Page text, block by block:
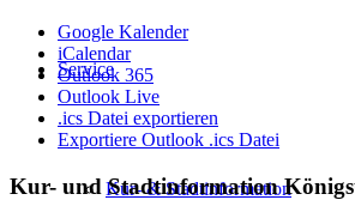
Service
Kur- & Stadtinformation
Google Kalender
iCalendar
Outlook 365
Outlook Live
.ics Datei exportieren
Exportiere Outlook .ics Datei
Kur- und Stadtinformation